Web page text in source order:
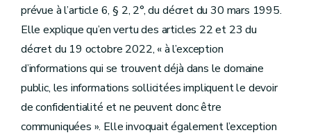
prévue à l’article 6, § 2, 2°, du décret du 30 mars 1995.
Elle explique qu’en vertu des articles 22 et 23 du
décret du 19 octobre 2022, « à l’exception
d’informations qui se trouvent déjà dans le domaine
public, les informations sollicitées impliquent le devoir
de confidentialité et ne peuvent donc être
communiquées ». Elle invoquait également l’exception